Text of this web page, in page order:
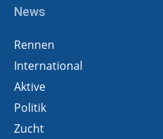
News
Rennen
International
Aktive
Politik
Zucht